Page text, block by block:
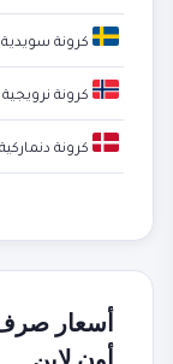
كرونة سويدية
كرونة نرويجية
كرونة دنماركية
أسعار صرف